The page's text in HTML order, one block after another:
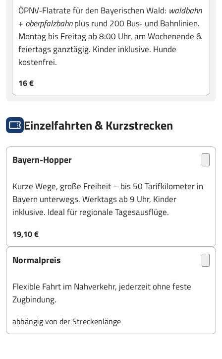
ÖPNV‑Flatrate für den Bayerischen Wald: waldbahn
+ oberpfalzbahnplus rund 200 Bus‑ und Bahnlinien.
Montag bis Freitag ab 8:00 Uhr, am Wochenende &
feiertags ganztägig. Kinder inklusive. Hunde
kostenfrei.
16 €
Einzelfahrten & Kurzstrecken
Bayern-Hopper
Kurze Wege, große Freiheit – bis 50 Tarifkilometer in
Bayern unterwegs. Werktags ab 9 Uhr, Kinder
inklusive. Ideal für regionale Tagesausflüge.
19,10 €
Normalpreis
Flexible Fahrt im Nahverkehr, jederzeit ohne feste
Zugbindung.
abhängig von der Streckenlänge